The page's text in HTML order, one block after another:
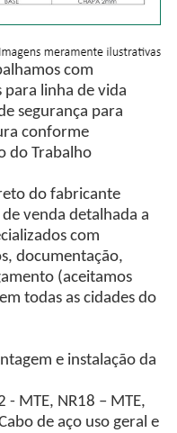
com
para linha de vida
segurança para
conforme
do Trabalho
do fabricante
venda detalhada a
com
documentação,
(aceitamos
todas as cidades do
e instalação da
- MTE, NR18 – MTE,
de aço uso geral e